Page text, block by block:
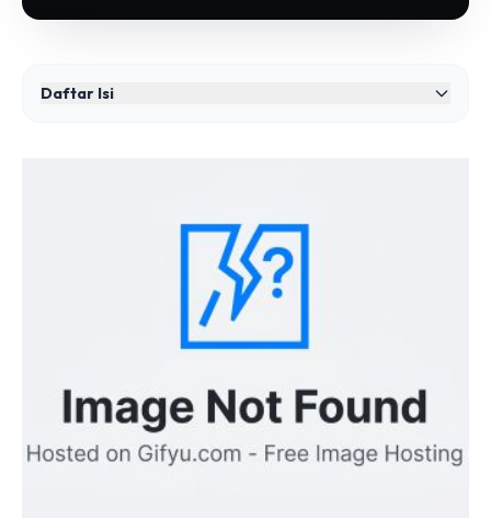
Daftar Isi